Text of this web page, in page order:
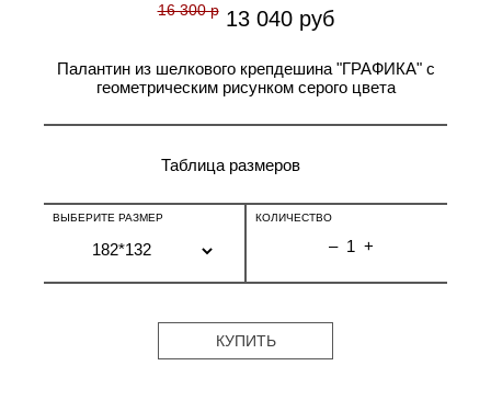
16 300 р13 040 руб
Палантин из шелкового крепдешина "ГРАФИКА" с
геометрическим рисунком серого цвета
Таблица размеров
ВЫБЕРИТЕ РАЗМЕР КОЛИЧЕСТВО
– 1 +
КУПИТЬ